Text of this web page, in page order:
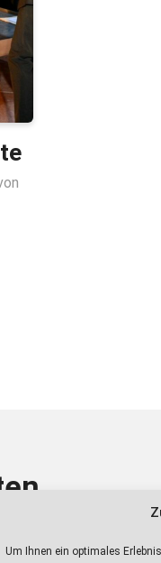
Um Ihnen ein optimales
sendet auf
21.00 bis 21.15 Uhr